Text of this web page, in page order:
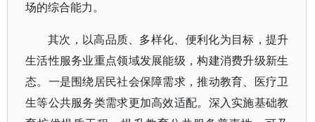
场的综合能力。
其次，以高品质、多样化、便利化为目标，提升
生活性服务业重点领域发展能级，构建消费升级新生
态。一是围绕居民社会保障需求，推动教育、医疗卫
生等公共服务类需求更加高效适配。深入实施基础教